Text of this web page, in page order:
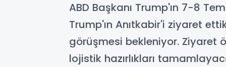
ABD Başkanı Trump'ın 7-8
Trump'ın Anıtkabir'i ziyaret
görüşmesi bekleniyor. Ziyaret
lojistik hazırlıkları